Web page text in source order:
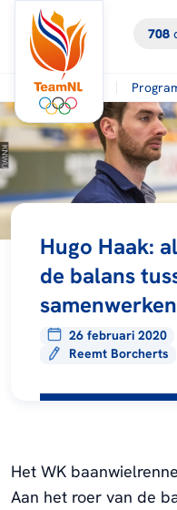
708
Hugo Haak:
de balans
samenwerken
26 februari 2020
Reemt Borcherts
Het WK
Aan het roer van de